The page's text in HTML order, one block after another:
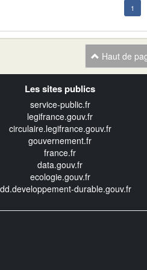
1
Haut de
Les sites publics
service-public.fr
legifrance.gouv.fr
circulaire.legifrance.gouv.fr
gouvernement.fr
france.fr
data.gouv.fr
ecologie.gouv.fr
durable.gouv.fr